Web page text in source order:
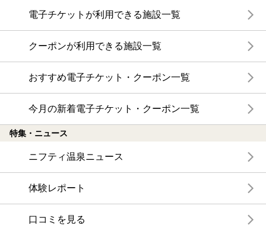
電子チケットが利用できる施設一覧
クーポンが利用できる施設一覧
おすすめ電子チケット・クーポン一覧
今月の新着電子チケット・クーポン一覧
特集・ニュース
ニフティ温泉ニュース
体験レポート
口コミを見る